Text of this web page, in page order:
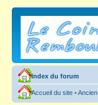
Index du forum
Accueil du site •